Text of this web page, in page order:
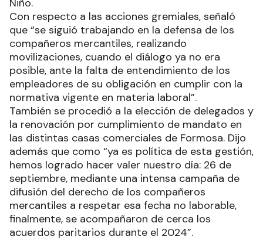
Niño.
Con respecto a las acciones gremiales, señaló
que “se siguió trabajando en la defensa de los
compañeros mercantiles, realizando
movilizaciones, cuando el diálogo ya no era
posible, ante la falta de entendimiento de los
empleadores de su obligación en cumplir con la
normativa vigente en materia laboral”.
También se procedió a la elección de delegados y
la renovación por cumplimiento de mandato en
las distintas casas comerciales de Formosa. Dijo
además que como “ya es política de esta gestión,
hemos logrado hacer valer nuestro día: 26 de
septiembre, mediante una intensa campaña de
difusión del derecho de los compañeros
mercantiles a respetar esa fecha no laborable,
finalmente, se acompañaron de cerca los
acuerdos paritarios durante el 2024”.